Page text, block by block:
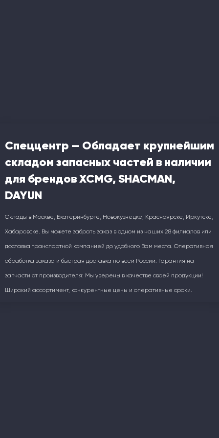
Спеццентр — Обладает крупнейшим
складом запасных частей в наличии
для брендов XCMG, SHACMAN,
DAYUN
Склады в Москве, Екатеринбурге, Новокузнецке, Красноярске, Иркутске,
Хабаровске. Вы можете забрать заказ в одном из наших 28 филиалов или
доставка транспортной компанией до удобного Вам места. Оперативная
обработка заказа и быстрая доставка по всей России. Гарантия на
запчасти от производителя: Мы уверены в качестве своей продукции!
Широкий ассортимент, конкурентные цены и оперативные сроки.